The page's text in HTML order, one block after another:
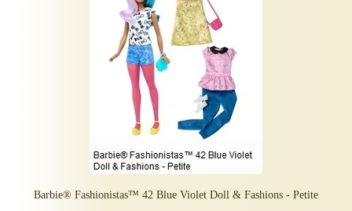
Barbie® Fashionistas™ 42 Blue Violet Doll & Fashions - Petite